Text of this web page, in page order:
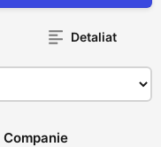
Detaliat
Companie